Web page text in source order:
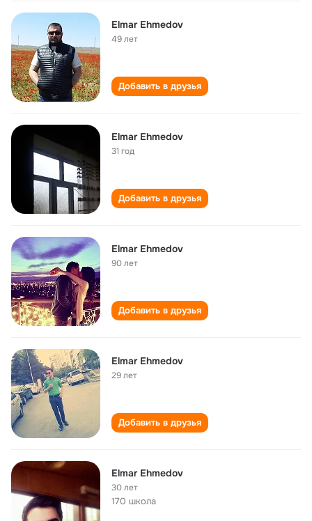
Elmar Ehmedov
49 лет
Добавить в друзья
Elmar Ehmedov
31 год
Добавить в друзья
Elmar Ehmedov
90 лет
Добавить в друзья
Elmar Ehmedov
29 лет
Добавить в друзья
Elmar Ehmedov
30 лет
170 школа